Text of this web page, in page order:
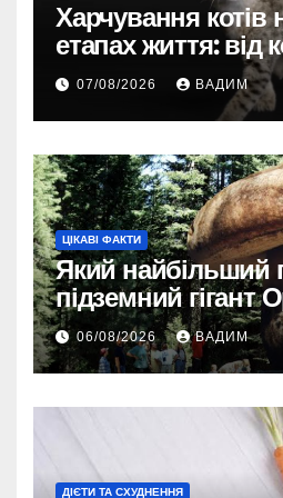
Харчування котів
етапах життя: від
літнього
07/08/2026 ВАДИМ
ЦІКАВІ ФАКТИ
Який найбільший
підземний гігант
06/08/2026 ВАДИМ
ДІЄТИ ТА СХУДНЕННЯ